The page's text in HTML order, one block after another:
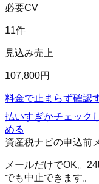
必要CV
11件
見込み売上
107,800円
料金で止まらず確認
払いすぎかチェック
める
資産税ナビの申込前
メールだけでOK。
でも中止できます。